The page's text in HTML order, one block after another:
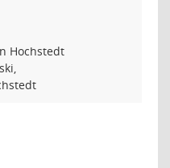
Hochstedt